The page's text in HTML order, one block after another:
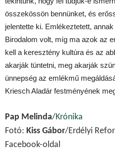
összekössön bennünket, és
jelentette ki. Emlékeztetett,
Birodalom volt, míg ma azok az
kell a keresztény kultúra és az
akarják tüntetni, meg akarják
ünnepség az emlékmű
Kriesch Aladár festményének
Pap Melinda/Krónika
Fotó: Kiss Gábor/Erdélyi
Facebook-oldal